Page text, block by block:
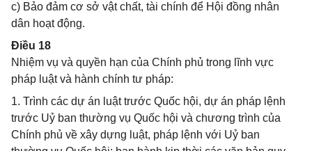
c) Bảo đảm cơ sở vật chất, tài chính để Hội đồng nhân
dân hoạt động.
Điều 18
Nhiệm vụ và quyền hạn của Chính phủ trong lĩnh vực
pháp luật và hành chính tư pháp:
1. Trình các dự án luật trước Quốc hội, dự án pháp lệnh
trước Uỷ ban thường vụ Quốc hội và chương trình của
Chính phủ về xây dựng luật, pháp lệnh với Uỷ ban